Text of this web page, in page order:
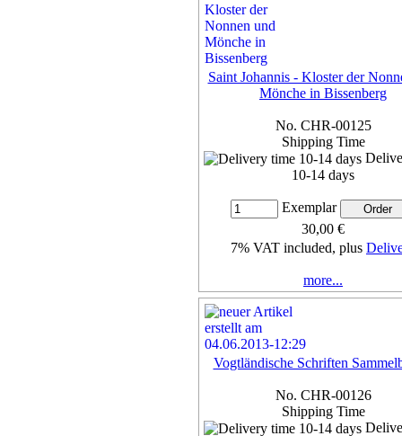
Saint Johannis - Kloster der
Mönche in Bissenberg
No. CHR-00125
Shipping Time
10-14 days
Exemplar
30,00 €
7% VAT included, plus
more...
Vogtländische Schriften
No. CHR-00126
Shipping Time